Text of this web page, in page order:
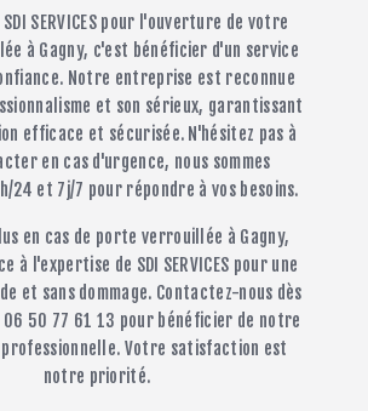
SERVICES pour l'ouverture de votre
à Gagny, c'est bénéficier d'un service
Notre entreprise est reconnue
et son sérieux, garantissant
efficace et sécurisée. N'hésitez pas à
en cas d'urgence, nous sommes
24 et 7j/7 pour répondre à vos besoins.
en cas de porte verrouillée à Gagny,
à l'expertise de SDI SERVICES pour une
et sans dommage. Contactez-nous dès
50 77 61 13 pour bénéficier de notre
Votre satisfaction est
notre priorité.